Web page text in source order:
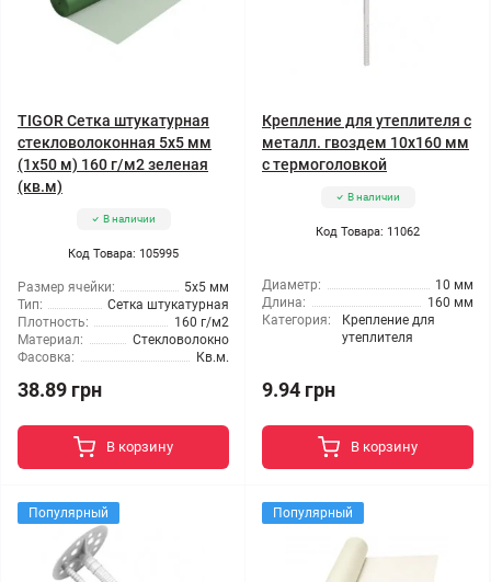
TIGOR Сетка штукатурная
стекловолоконная 5x5 мм
(1x50 м) 160 г/м2 зеленая
(кв.м)
В наличии
Код Товара: 105995
Размер ячейки:
5x5 мм
Тип:
Сетка штукатурная
Плотность:
160 г/м2
Материал:
Стекловолокно
Фасовка:
Кв.м.
38.89 грн
В корзину
Крепление для утеплителя с
металл. гвоздем 10x160 мм
с термоголовкой
В наличии
Код Товара: 11062
Диаметр:
10 мм
Длина:
160 мм
Категория:
Крепление для
утеплителя
9.94 грн
В корзину
Популярный Популярный